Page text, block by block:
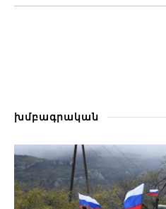
խմբագրական